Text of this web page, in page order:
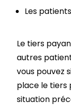
Les
Le tiers
autres
vous pouvez
place le tiers
situation